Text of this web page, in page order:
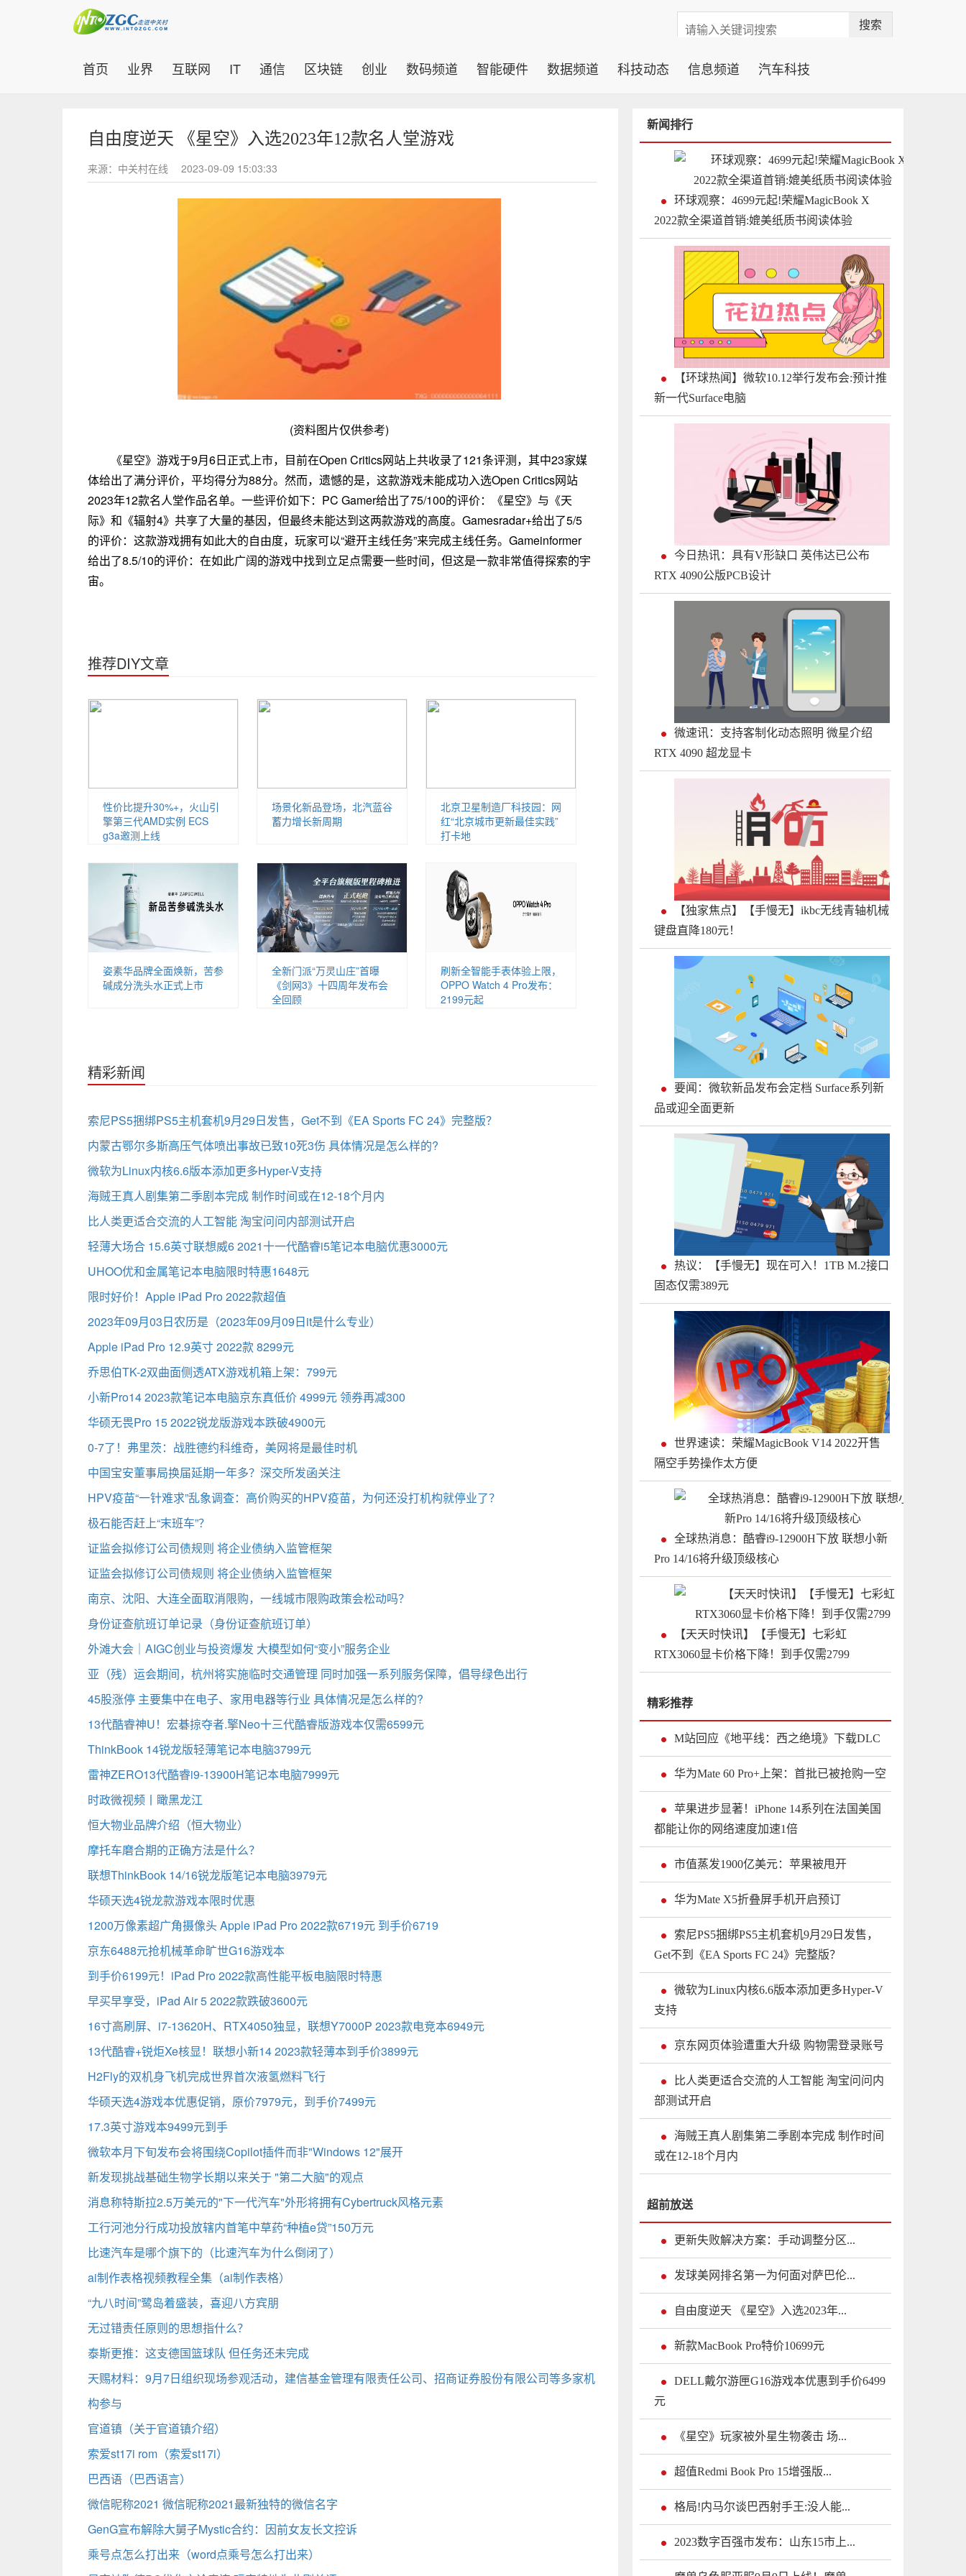
搜索
首页 (current)
业界 互联网 IT 通信 区块链 创业 数码频道 智能硬件 数据频道 科技动态 信息频道 汽车科技
自由度逆天 《星空》入选2023年12款名人堂游戏
来源：中关村在线 2023-09-09 15:03:33
(资料图片仅供参考)
《星空》游戏于9月6日正式上市，目前在Open Critics网站上共收录了121条评测，其中23家媒
体给出了满分评价，平均得分为88分。然而，遗憾的是，这款游戏未能成功入选Open Critics网站
2023年12款名人堂作品名单。一些评价如下：PC Gamer给出了75/100的评价：《星空》与《天
际》和《辐射4》共享了大量的基因，但最终未能达到这两款游戏的高度。Gamesradar+给出了5/5
的评价：这款游戏拥有如此大的自由度，玩家可以“避开主线任务”来完成主线任务。Gameinformer
给出了8.5/10的评价：在如此广阔的游戏中找到立足点需要一些时间，但这是一款非常值得探索的宇
宙。
推荐DIY文章
性价比提升30%+，火山引
擎第三代AMD实例 ECS
g3a邀测上线
场景化新品登场，北汽蓝谷
蓄力增长新周期
北京卫星制造厂科技园：网
红“北京城市更新最佳实践”
打卡地
姿素华品牌全面焕新，苦参
碱成分洗头水正式上市
全新门派“万灵山庄”首曝
《剑网3》十四周年发布会
全回顾
刷新全智能手表体验上限，
OPPO Watch 4 Pro发布：
2199元起
精彩新闻
索尼PS5捆绑PS5主机套机9月29日发售，Get不到《EA Sports FC 24》完整版？
内蒙古鄂尔多斯高压气体喷出事故已致10死3伤 具体情况是怎么样的?
微软为Linux内核6.6版本添加更多Hyper-V支持
海贼王真人剧集第二季剧本完成 制作时间或在12-18个月内
比人类更适合交流的人工智能 淘宝问问内部测试开启
轻薄大场合 15.6英寸联想威6 2021十一代酷睿i5笔记本电脑优惠3000元
UHOO优和金属笔记本电脑限时特惠1648元
限时好价！Apple iPad Pro 2022款超值
2023年09月03日农历是（2023年09月09日it是什么专业）
Apple iPad Pro 12.9英寸 2022款 8299元
乔思伯TK-2双曲面侧透ATX游戏机箱上架：799元
小新Pro14 2023款笔记本电脑京东真低价 4999元 领券再减300
华硕无畏Pro 15 2022锐龙版游戏本跌破4900元
0-7了！弗里茨：战胜德约科维奇，美网将是最佳时机
中国宝安董事局换届延期一年多？深交所发函关注
HPV疫苗“一针难求”乱象调查：高价购买的HPV疫苗，为何还没打机构就停业了？
极石能否赶上“末班车”？
证监会拟修订公司债规则 将企业债纳入监管框架
证监会拟修订公司债规则 将企业债纳入监管框架
南京、沈阳、大连全面取消限购，一线城市限购政策会松动吗？
身份证查航班订单记录（身份证查航班订单）
外滩大会｜AIGC创业与投资爆发 大模型如何“变小”服务企业
亚（残）运会期间，杭州将实施临时交通管理 同时加强一系列服务保障，倡导绿色出行
45股涨停 主要集中在电子、家用电器等行业 具体情况是怎么样的?
13代酷睿神U！宏碁掠夺者.擎Neo十三代酷睿版游戏本仅需6599元
ThinkBook 14锐龙版轻薄笔记本电脑3799元
雷神ZERO13代酷睿i9-13900H笔记本电脑7999元
时政微视频丨瞰黑龙江
恒大物业品牌介绍（恒大物业）
摩托车磨合期的正确方法是什么？
联想ThinkBook 14/16锐龙版笔记本电脑3979元
华硕天选4锐龙款游戏本限时优惠
1200万像素超广角摄像头 Apple iPad Pro 2022款6719元 到手价6719
京东6488元抢机械革命旷世G16游戏本
到手价6199元！iPad Pro 2022款高性能平板电脑限时特惠
早买早享受，iPad Air 5 2022款跌破3600元
16寸高刷屏、i7-13620H、RTX4050独显，联想Y7000P 2023款电竞本6949元
13代酷睿+锐炬Xe核显！联想小新14 2023款轻薄本到手价3899元
H2Fly的双机身飞机完成世界首次液氢燃料飞行
华硕天选4游戏本优惠促销，原价7979元，到手价7499元
17.3英寸游戏本9499元到手
微软本月下旬发布会将围绕Copilot插件而非"Windows 12"展开
新发现挑战基础生物学长期以来关于 "第二大脑"的观点
消息称特斯拉2.5万美元的"下一代汽车"外形将拥有Cybertruck风格元素
工行河池分行成功投放辖内首笔中草药“种植e贷”150万元
比速汽车是哪个旗下的（比速汽车为什么倒闭了）
ai制作表格视频教程全集（ai制作表格）
“九八时间”鹭岛着盛装，喜迎八方宾朋
无过错责任原则的思想指什么？
泰斯更推：这支德国篮球队 但任务还未完成
天赐材料：9月7日组织现场参观活动，建信基金管理有限责任公司、招商证券股份有限公司等多家机
构参与
官道镇（关于官道镇介绍）
索爱st17i rom（索爱st17i）
巴西语（巴西语言）
微信昵称2021 微信昵称2021最新独特的微信名字
GenG宣布解除大舅子Mystic合约：因前女友长文控诉
乘号点怎么打出来（word点乘号怎么打出来）
新闻排行
环球观察：4699元起!荣耀MagicBook X
2022款全渠道首销:媲美纸质书阅读体验
【环球热闻】微软10.12举行发布会:预计推
新一代Surface电脑
今日热讯：具有V形缺口 英伟达已公布
RTX 4090公版PCB设计
微速讯：支持客制化动态照明 微星介绍
RTX 4090 超龙显卡
【独家焦点】【手慢无】ikbc无线青轴机械
键盘直降180元！
要闻：微软新品发布会定档 Surface系列新
品或迎全面更新
热议：【手慢无】现在可入！1TB M.2接口
固态仅需389元
世界速读：荣耀MagicBook V14 2022开售
隔空手势操作太方便
全球热消息：酷睿i9-12900H下放 联想小新
Pro 14/16将升级顶级核心
【天天时快讯】【手慢无】七彩虹
RTX3060显卡价格下降！到手仅需2799
精彩推荐
M站回应《地平线：西之绝境》下载DLC
华为Mate 60 Pro+上架：首批已被抢购一空
苹果进步显著！iPhone 14系列在法国美国
都能让你的网络速度加速1倍
市值蒸发1900亿美元：苹果被甩开
华为Mate X5折叠屏手机开启预订
索尼PS5捆绑PS5主机套机9月29日发售，
Get不到《EA Sports FC 24》完整版？
微软为Linux内核6.6版本添加更多Hyper-V
支持
京东网页体验遭重大升级 购物需登录账号
比人类更适合交流的人工智能 淘宝问问内
部测试开启
海贼王真人剧集第二季剧本完成 制作时间
或在12-18个月内
超前放送
更新失败解决方案：手动调整分区...
发球美网排名第一为何面对萨巴伦...
自由度逆天 《星空》入选2023年...
新款MacBook Pro特价10699元
DELL戴尔游匣G16游戏本优惠到手价6499
元
《星空》玩家被外星生物袭击 场...
超值Redmi Book Pro 15增强版...
格局!内马尔谈巴西射手王:没人能...
2023数字百强市发布：山东15市上...